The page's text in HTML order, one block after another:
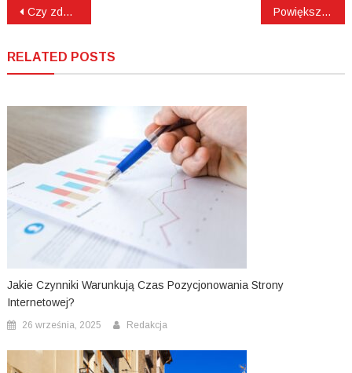
Nawigacja
Czy zdejmowanie szwów z dziąsła boli? Powiększanie ust po raz pierwszy – jak się przygotować?
RELATED POSTS
Jakie Czynniki Warunkują Czas Pozycjonowania Strony
Internetowej?
26 września, 2025 Redakcja